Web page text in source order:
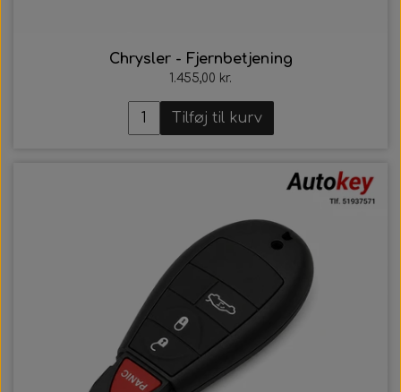
Chrysler - Fjernbetjening
1.455,00 kr.
Tilføj til kurv